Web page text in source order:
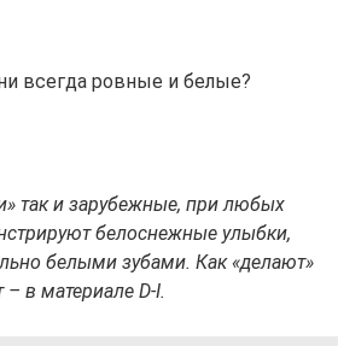
всегда ровные и белые?
так и зарубежные, при любых
белоснежные улыбки,
белыми зубами. Как «делают»
– в материале D-I.